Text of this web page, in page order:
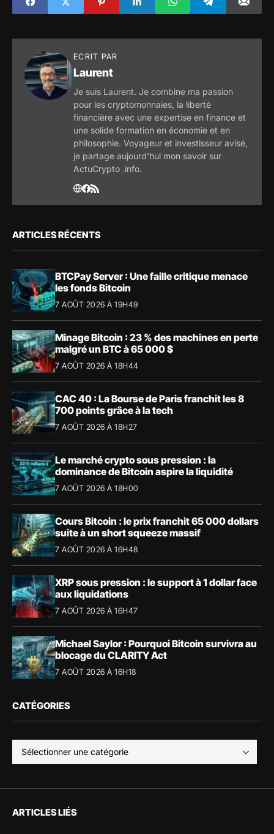
semblent avoir été
compromis par une
phishing
ECRIT PAR
Laurent
Je suis Laurent. Je combine ma passion
pour les cryptomonnaies, la liberté
financière avec une expertise en finance et
une solide formation en économie et en
philosophie. Voyageur et investisseur avisé,
je partage aujourd'hui mon savoir sur
ActuCrypto .info.
ARTICLES RÉCENTS
BTCPay Server : Une faille critique menace
les fonds Bitcoin
7 AOÛT 2026 À 19H49
Minage Bitcoin : 23 % des machines en perte
malgré un BTC à 65 000 $
7 AOÛT 2026 À 18H44
CAC 40 : La Bourse de Paris franchit les 8
700 points grâce à la tech
7 AOÛT 2026 À 18H27
Le marché crypto sous pression : la
dominance de Bitcoin aspire la liquidité
7 AOÛT 2026 À 18H00
Cours Bitcoin : le prix franchit 65 000 dollars
suite à un short squeeze massif
7 AOÛT 2026 À 16H48
XRP sous pression : le support à 1 dollar face
aux liquidations
7 AOÛT 2026 À 16H47
Michael Saylor : Pourquoi Bitcoin survivra au
blocage du CLARITY Act
7 AOÛT 2026 À 16H18
CATÉGORIES
ARTICLES LIÉS